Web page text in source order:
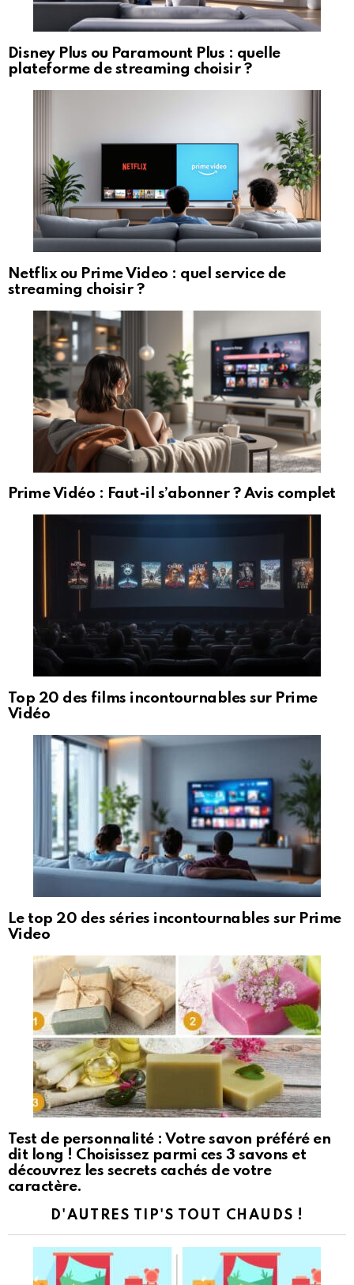
Disney Plus ou Paramount Plus : quelle
plateforme de streaming choisir ?
Netflix ou Prime Video : quel service de
streaming choisir ?
Prime Vidéo : Faut-il s’abonner ? Avis complet
Top 20 des films incontournables sur Prime
Vidéo
Le top 20 des séries incontournables sur Prime
Video
Test de personnalité : Votre savon préféré en
dit long ! Choisissez parmi ces 3 savons et
découvrez les secrets cachés de votre
caractère.
D'AUTRES TIP'S TOUT CHAUDS !